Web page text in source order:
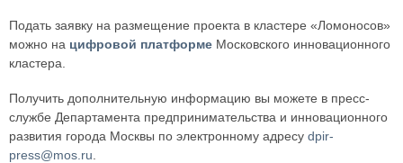
Подать заявку на размещение проекта в кластере «Ломоносов»
можно на цифровой платформе Московского инновационного
кластера.
Получить дополнительную информацию вы можете в пресс-
службе Департамента предпринимательства и инновационного
развития города Москвы по электронному адресу dpir-
press@mos.ru